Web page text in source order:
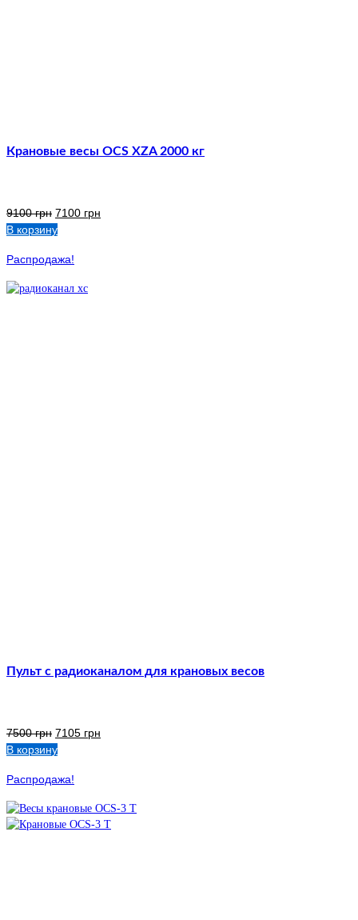
Крановые весы OCS XZA 2000 кг
9100грн 7100 грн
В корзину
Распродажа!
Пульт с радиоканалом для крановых весов
7500грн 7105 грн
В корзину
Распродажа!